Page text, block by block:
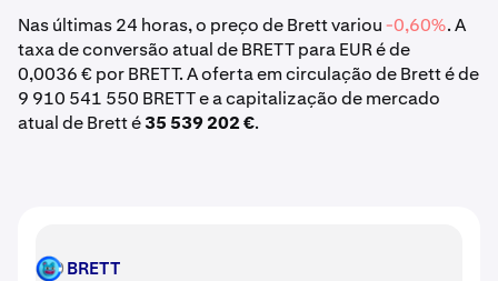
Nas últimas 24 horas, o preço de Brett variou-0,60%. A
taxa de conversão atual de BRETT para EUR é de
0,0036 € por BRETT. A oferta em circulação de Brett é de
9 910 541 550 BRETT e a capitalização de mercado
atual de Brett é35 539 202 €.
BRETT BRETT